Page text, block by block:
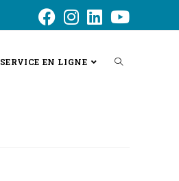
SERVICE EN LIGNE